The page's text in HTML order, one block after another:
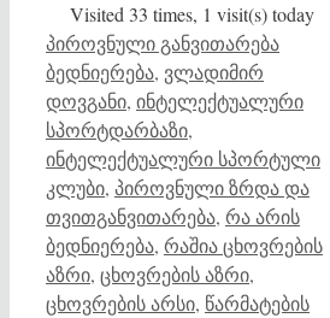
Visited 33 times, 1 visit(s) today
Categories
პიროვნული განვითარებაTags
ბედნიერება, ვლადიმირ
დოვგანი, ინტელექტუალური
სპორტდარბაზი,
ინტელექტუალური სპორტული
კლუბი, პიროვნული ზრდა და
თვითგანვითარება, რა არის
ბედნიერება, რაშია ცხოვრების
აზრი, ცხოვრების აზრი,
ცხოვრების არსი, წარმატების